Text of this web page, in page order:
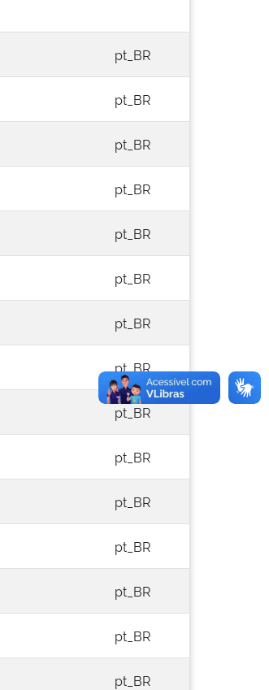
pt_BR
pt_BR
pt_BR
pt_BR
pt_BR
pt_BR
pt_BR
pt_BR
pt_BR
pt_BR
pt_BR
pt_BR
pt_BR
pt_BR
pt_BR